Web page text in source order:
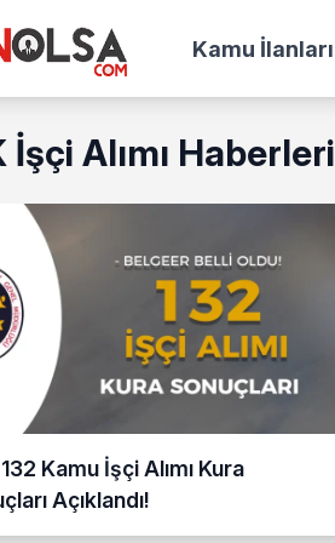
Kamu İlanları
İşçi Alımı Haberleri
Kamu İşçi Alımı Kura
Açıklandı!